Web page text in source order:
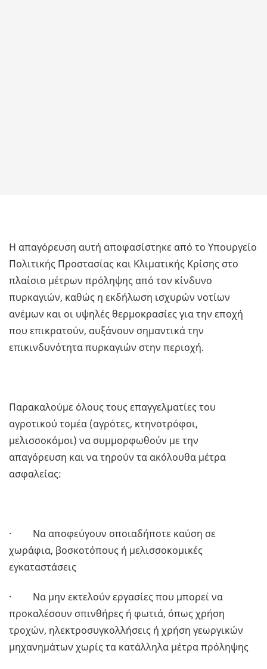
Η απαγόρευση αυτή αποφασίστηκε από το Υπουργείο
Πολιτικής Προστασίας και Κλιματικής Κρίσης στο
πλαίσιο μέτρων πρόληψης από τον κίνδυνο
πυρκαγιών, καθώς η εκδήλωση ισχυρών νοτίων
ανέμων και οι υψηλές θερμοκρασίες για την εποχή
που επικρατούν, αυξάνουν σημαντικά την
επικινδυνότητα πυρκαγιών στην περιοχή.
Παρακαλούμε όλους τους επαγγελματίες του
αγροτικού τομέα (αγρότες, κτηνοτρόφοι,
μελισσοκόμοι) να συμμορφωθούν με την
απαγόρευση και να τηρούν τα ακόλουθα μέτρα
ασφαλείας:
· Να αποφεύγουν οποιαδήποτε καύση σε
χωράφια, βοσκοτόπους ή μελισσοκομικές
εγκαταστάσεις
· Να μην εκτελούν εργασίες που μπορεί να
προκαλέσουν σπινθήρες ή φωτιά, όπως χρήση
τροχών, ηλεκτροσυγκολλήσεις ή χρήση γεωργικών
μηχανημάτων χωρίς τα κατάλληλα μέτρα πρόληψης